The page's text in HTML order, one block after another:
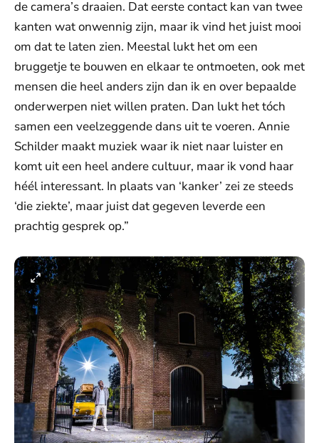
de camera’s draaien. Dat eerste contact kan van twee
kanten wat onwennig zijn, maar ik vind het juist mooi
om dat te laten zien. Meestal lukt het om een
bruggetje te bouwen en elkaar te ontmoeten, ook met
mensen die heel anders zijn dan ik en over bepaalde
onderwerpen niet willen praten. Dan lukt het tóch
samen een veelzeggende dans uit te voeren. Annie
Schilder maakt muziek waar ik niet naar luister en
komt uit een heel andere cultuur, maar ik vond haar
héél interessant. In plaats van ‘kanker’ zei ze steeds
‘die ziekte’, maar juist dat gegeven leverde een
prachtig gesprek op.”